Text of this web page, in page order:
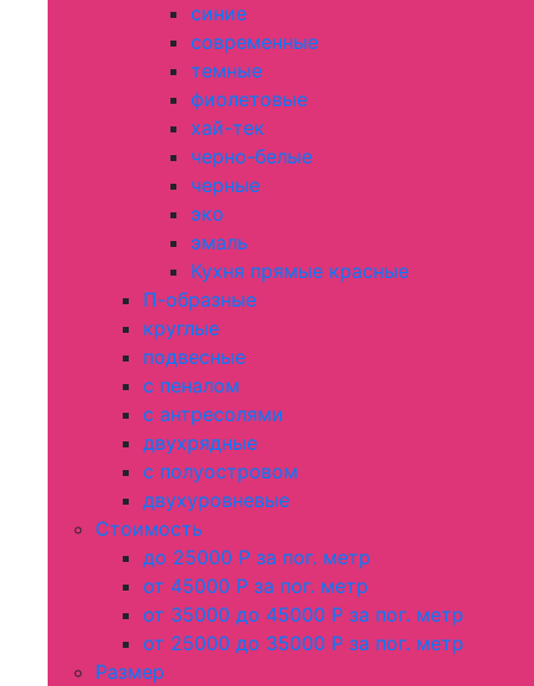
синие
современные
темные
фиолетовые
хай-тек
черно-белые
черные
эко
эмаль
Кухня прямые красные
П-образные
круглые
подвесные
с пеналом
с антресолями
двухрядные
с полуостровом
двухуровневые
Стоимость
до 25000 Р за пог. метр
от 45000 Р за пог. метр
от 35000 до 45000 Р за пог. метр
от 25000 до 35000 Р за пог. метр
Размер